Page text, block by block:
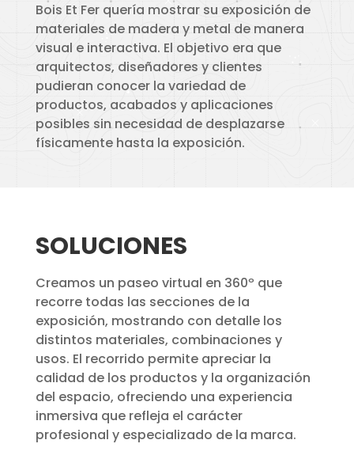
Bois Et Fer quería mostrar su exposición de
materiales de madera y metal de manera
visual e interactiva. El objetivo era que
arquitectos, diseñadores y clientes
pudieran conocer la variedad de
productos, acabados y aplicaciones
posibles sin necesidad de desplazarse
físicamente hasta la exposición.
SOLUCIONES
Creamos un paseo virtual en 360º que
recorre todas las secciones de la
exposición, mostrando con detalle los
distintos materiales, combinaciones y
usos. El recorrido permite apreciar la
calidad de los productos y la organización
del espacio, ofreciendo una experiencia
inmersiva que refleja el carácter
profesional y especializado de la marca.